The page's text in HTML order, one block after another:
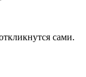
сами.